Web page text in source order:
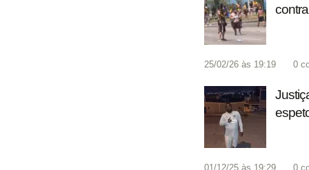
25/02/26 às 19:19 0
01/12/25 às 19:29 0